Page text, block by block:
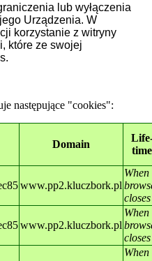
lub wyłączenia
Urządzenia. W
korzystanie z witryny
które ze swojej
następujące "cookies":
Domain
time
www.pp2.kluczbork.pl
When
closes
www.pp2.kluczbork.pl
When
closes
When